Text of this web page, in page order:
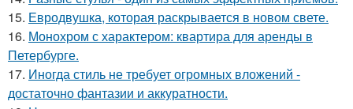
15. Евродвушка, которая раскрывается в новом свете.
16. Монохром с характером: квартира для аренды в
Петербурге.
17. Иногда стиль не требует огромных вложений -
достаточно фантазии и аккуратности.